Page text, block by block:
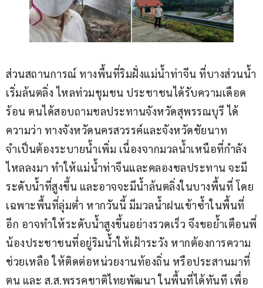
ส่วนสถานการณ์ ทางพื้นที่ริมฝั่งแม่น้ำท่าจีน ที่บางส่วนน้ำ
เริ่มล้นตลิ่ง ไหลท่วมชุมชน ประชาชนได้รับความเดือด
ร้อน ตนได้สอบถามชลประทานจังหวัดสุพรรณบุรี ได้
ความว่า ทางจังหวัดนครสวรรค์และจังหวัดชัยนาท
จำเป็นต้องระบายน้ำเพิ่ม เนื่องจากมวลน้ำเหนือที่กำลัง
ไหลลงมา ทำให้แม่น้ำท่าจีนและคลองชลประทาน จะมี
ระดับน้ำที่สูงขึ้น และอาจจะมีน้ำล้นตลิ่งในบางพื้นที่ โดย
เฉพาะพื้นที่ลุ่มต่ำ หากวันนี้ มีมวลน้ำฝนเข้าซ้ำในพื้นที่
อีก อาจทำให้ระดับน้ำสูงขึ้นอย่างรวดเร็ว จึงขอย้ำเตือนพี่
น้องประชาชนที่อยู่ริมน้ำให้เฝ้าระวัง หากต้องการความ
ช่วยเหลือ ให้ติดต่อหน่วยงานท้องถิ่น หรือประสานมาที่
ตน และ ส.ส.พรรคชาติไทยพัฒนา ในพื้นที่ได้ทันที เพื่อ